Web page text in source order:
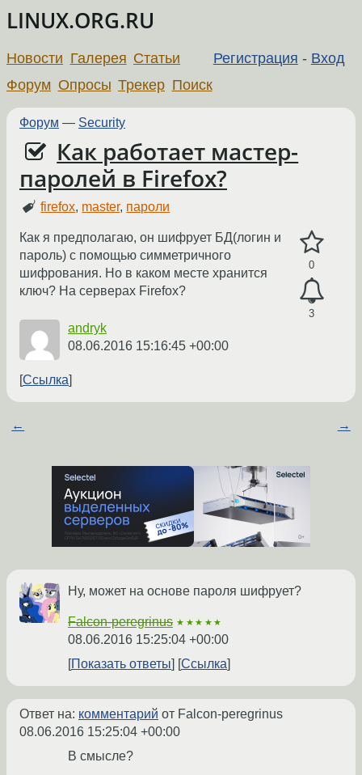
LINUX.ORG.RU
Регистрация - Вход
Новости Галерея Статьи
Форум Опросы Трекер Поиск
Форум — Security
Как работает мастер-
паролей в Firefox?
firefox, master, пароли
0
3
Как я предполагаю, он шифрует БД(логин и
пароль) с помощью симметричного
шифрования. Но в каком месте хранится
ключ? На серверах Firefox?
andryk
08.06.2016 15:16:45 +00:00
Ссылка
← →
Ну, может на основе пароля шифрует?
Falcon-peregrinus ★★★★★
08.06.2016 15:25:04 +00:00
Показать ответы
Ссылка
Ответ на: комментарий от Falcon-peregrinus
08.06.2016 15:25:04 +00:00
В смысле?